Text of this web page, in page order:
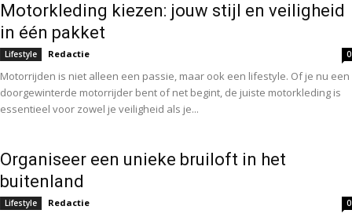
Motorkleding kiezen: jouw stijl en veiligheid
in één pakket
Lifestyle Redactie 0
Motorrijden is niet alleen een passie, maar ook een lifestyle. Of je nu een
doorgewinterde motorrijder bent of net begint, de juiste motorkleding is
essentieel voor zowel je veiligheid als je...
Organiseer een unieke bruiloft in het
buitenland
Lifestyle Redactie 0